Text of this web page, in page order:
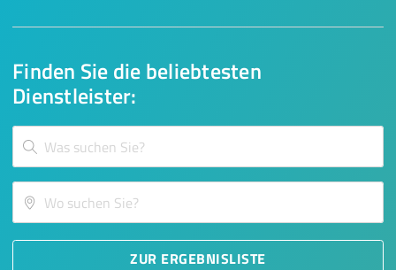
Finden Sie die beliebtesten
Dienstleister:
ZUR ERGEBNISLISTE